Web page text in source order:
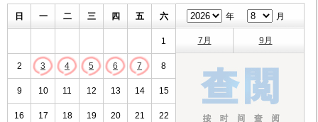
日 一 二 三 四 五 六
1
2 3 4 5 6 7 8
9 10 11 12 13 14 15
16 17 18 19 20 21 22
年 月
7月 9月